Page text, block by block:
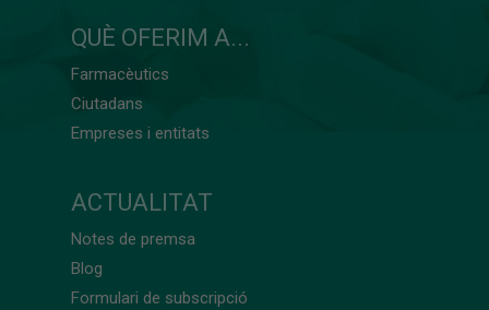
QUÈ OFERIM A...
Farmacèutics
Ciutadans
Empreses i entitats
ACTUALITAT
Notes de premsa
Blog
Formulari de subscripció